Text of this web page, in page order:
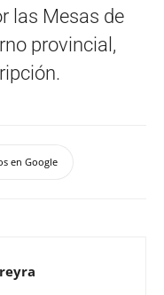
las Mesas de
provincial,
en Google